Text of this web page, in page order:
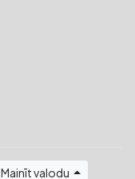
Mainīt valodu